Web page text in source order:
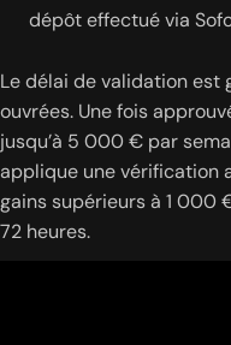
dépôt effectué via
Le délai de validation est
ouvrées. Une fois
jusqu’à 5 000 € par
applique une vérification
gains supérieurs à 1 000
72 heures.